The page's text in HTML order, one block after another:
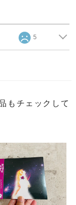
5
もチェックして